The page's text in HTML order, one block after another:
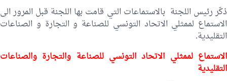
ذكّر رئيس اللجنة بالاستماعات التي قامت بها اللجنة قبل المرور الى
الاستماع لممثلي الاتحاد التونسي للصناعة و التجارة و الصناعات
التقليدية.
الاستماع لممثلي الاتحاد التونسي للصناعة والتجارة والصناعات
التقليدية